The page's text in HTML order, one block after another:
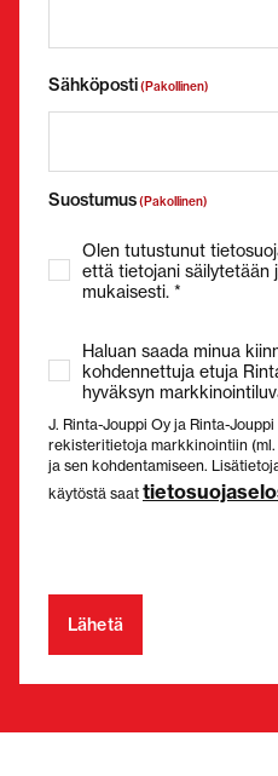
Sähköposti(Pakollinen)
Suostumus(Pakollinen)
Olen tutustunut
että tietojani säilytetään
mukaisesti. *
Haluan saada minua
kohdennettuja etuja
hyväksyn
J. Rinta-Jouppi Oy ja Rinta-
rekisteritietoja markkinointiin
ja sen kohdentamiseen.
käytöstä saat